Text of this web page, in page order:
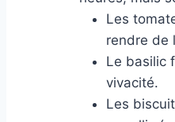
Les
rendre de
Le basilic
vivacité.
Les